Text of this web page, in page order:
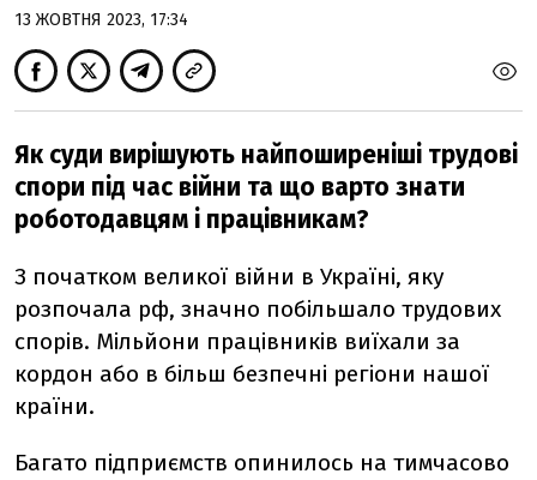
13 ЖОВТНЯ 2023, 17:34
Як суди вирішують найпоширеніші трудові
спори під час війни та що варто знати
роботодавцям і працівникам?
З початком великої війни в Україні, яку
розпочала рф, значно побільшало трудових
спорів. Мільйони працівників виїхали за
кордон або в більш безпечні регіони нашої
країни.
Багато підприємств опинилось на тимчасово